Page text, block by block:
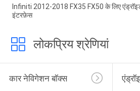
Infiniti 2012-2018 FX35 FX50 के लिए एंड्रॉइड
इंटरफ़ेस
लोकप्रिय श्रेणियां
कार नेविगेशन बॉक्स